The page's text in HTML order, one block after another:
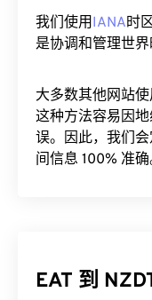
我们使用IANA时
是协调和管理世界
大多数其他网站
这种方法容易因
误。因此，我们
间信息 100% 准确
EAT 到